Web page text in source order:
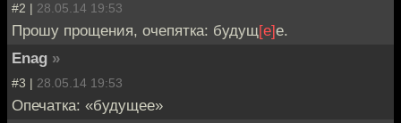
#2 | 28.05.14 19:53
Прошу прощения, очепятка: будущ[е]е.
Enag »
#3 | 28.05.14 19:53
Опечатка: «будущее»